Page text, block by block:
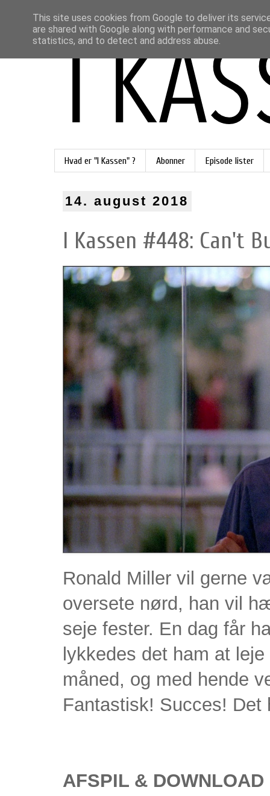
Hvad er "I Kassen" ? Abonner Episode lister
14. august 2018
I Kassen #448: Can't
Ronald Miller vil gerne
oversete nørd, han vil
seje fester. En dag får
lykkedes det ham at
måned, og med hende
Fantastisk! Succes!
AFSPIL & DOWNLOAD
This site uses cookies from Google to deliver its
are shared with Google along with performance and
statistics, and to detect and address abuse.